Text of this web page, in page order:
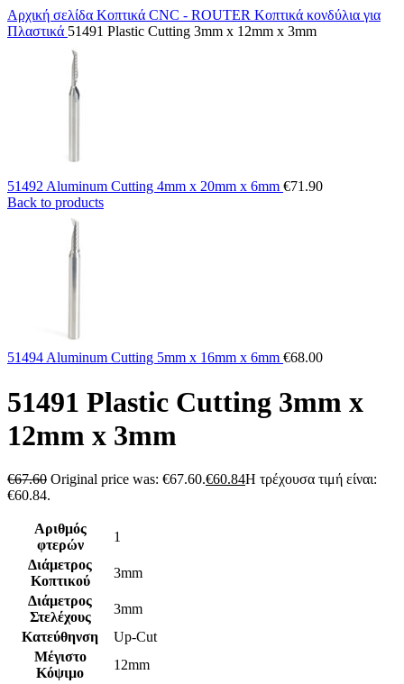
Αρχική σελίδα Κοπτικά CNC - ROUTER Κοπτικά κονδύλια για
Πλαστικά 51491 Plastic Cutting 3mm x 12mm x 3mm
51492 Aluminum Cutting 4mm x 20mm x 6mm €71.90
Back to products
51494 Aluminum Cutting 5mm x 16mm x 6mm €68.00
51491 Plastic Cutting 3mm x
12mm x 3mm
€67.60 Original price was: €67.60.€60.84Η τρέχουσα τιμή είναι:
€60.84.
Αριθμός
φτερών
1
Διάμετρος
Κοπτικού
3mm
Διάμετρος
Στελέχους
3mm
Κατεύθηνση
Up-Cut
Μέγιστο
Κόψιμο
12mm